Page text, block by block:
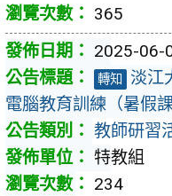
365
2025-06-
轉知
淡江
電腦教育訓練（暑假課
教師研習
特教組
234